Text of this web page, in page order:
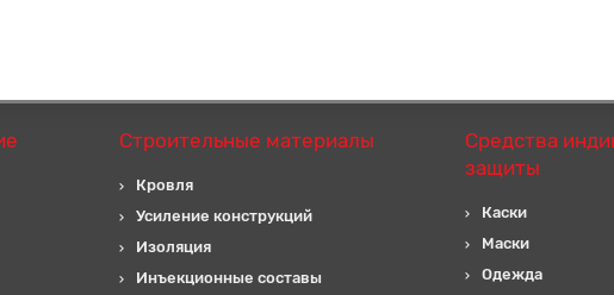
Строительные материалы
Кровля
Усиление конструкций
Изоляция
Инъекционные составы
Средства
защиты
Каски
Маски
Одежда